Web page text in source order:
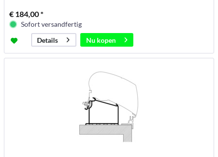
€ 184,00 *
Sofort versandfertig
Details
Nu kopen